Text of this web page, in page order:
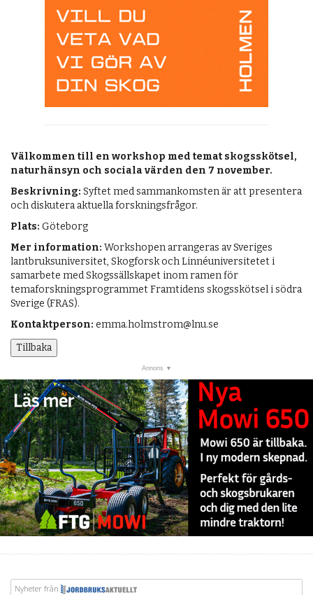
Välkommen till en workshop med temat skogsskötsel,
naturhänsyn och sociala värden den 7 november.
Beskrivning: Syftet med sammankomsten är att presentera
och diskutera aktuella forskningsfrågor.
Plats: Göteborg
Mer information: Workshopen arrangeras av Sveriges
lantbruksuniversitet, Skogforsk och Linnéuniversitetet i
samarbete med Skogssällskapet inom ramen för
temaforskningsprogrammet Framtidens skogsskötsel i södra
Sverige (FRAS).
Kontaktperson: emma.holmstrom@lnu.se
Tillbaka